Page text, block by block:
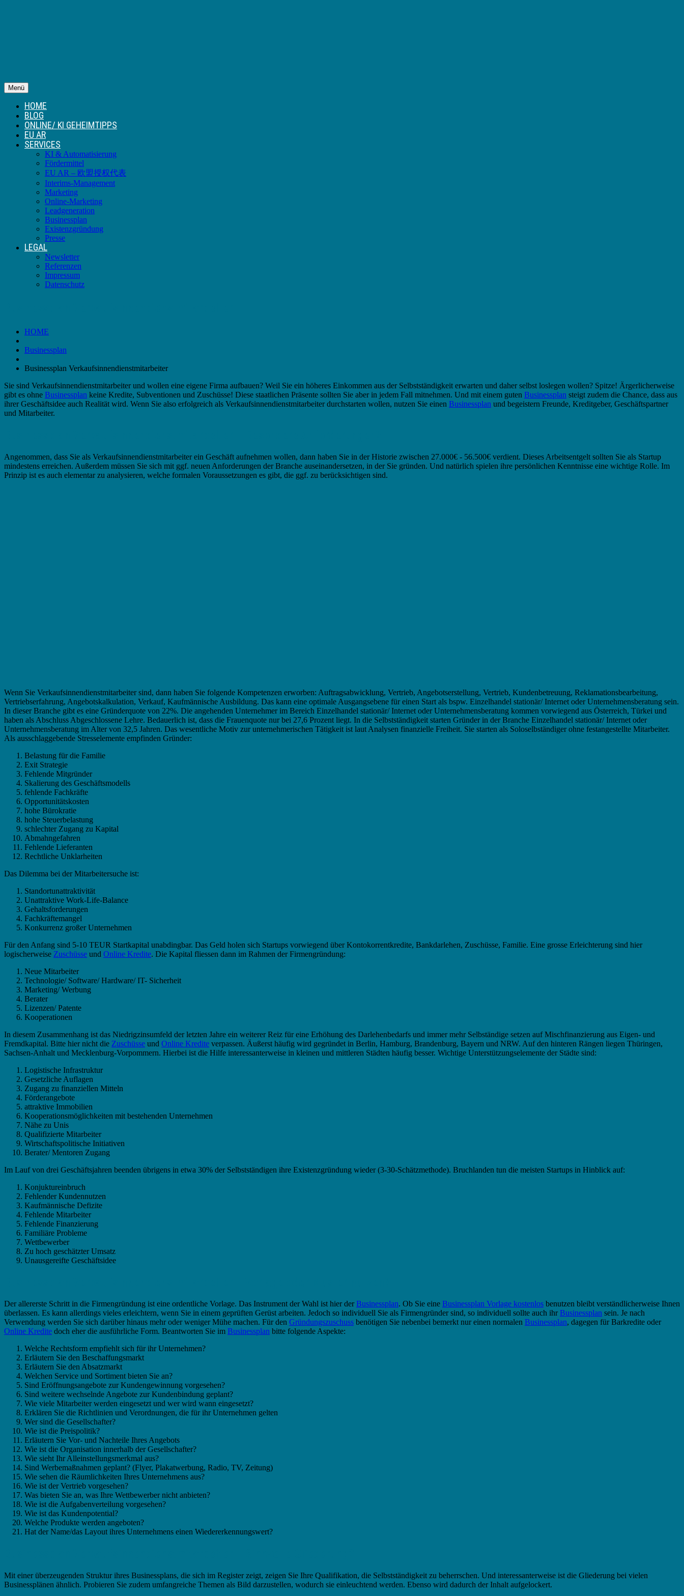
Menü
HOME
BLOG
ONLINE/ KI GEHEIMTIPPS
EU AR
SERVICES
KI & Automatisierung
Fördermittel
EU AR – 欧盟授权代表
Interims-Management
Marketing
Online-Marketing
Leadgeneration
Businessplan
Existenzgründung
Presse
LEGAL
Newsletter
Referenzen
Impressum
Datenschutz
HOME
Businessplan
Businessplan Verkaufsinnendienstmitarbeiter
Sie sind Verkaufsinnendienstmitarbeiter und wollen eine eigene Firma aufbauen? Weil Sie ein höheres Einkommen aus der Selbstständigkeit erwarten und daher selbst loslegen wollen? Spitze! Ärgerlicherweise
gibt es ohne Businessplan keine Kredite, Subventionen und Zuschüsse! Diese staatlichen Präsente sollten Sie aber in jedem Fall mitnehmen. Und mit einem guten Businessplan steigt zudem die Chance, dass aus
ihrer Geschäftsidee auch Realität wird. Wenn Sie also erfolgreich als Verkaufsinnendienstmitarbeiter durchstarten wollen, nutzen Sie einen Businessplan und begeistern Freunde, Kreditgeber, Geschäftspartner
und Mitarbeiter.
Angenommen, dass Sie als Verkaufsinnendienstmitarbeiter ein Geschäft aufnehmen wollen, dann haben Sie in der Historie zwischen 27.000€ - 56.500€ verdient. Dieses Arbeitsentgelt sollten Sie als Startup
mindestens erreichen. Außerdem müssen Sie sich mit ggf. neuen Anforderungen der Branche auseinandersetzen, in der Sie gründen. Und natürlich spielen ihre persönlichen Kenntnisse eine wichtige Rolle. Im
Prinzip ist es auch elementar zu analysieren, welche formalen Voraussetzungen es gibt, die ggf. zu berücksichtigen sind.
Wenn Sie Verkaufsinnendienstmitarbeiter sind, dann haben Sie folgende Kompetenzen erworben: Auftragsabwicklung, Vertrieb, Angebotserstellung, Vertrieb, Kundenbetreuung, Reklamationsbearbeitung,
Vertriebserfahrung, Angebotskalkulation, Verkauf, Kaufmännische Ausbildung. Das kann eine optimale Ausgangsebene für einen Start als bspw. Einzelhandel stationär/ Internet oder Unternehmensberatung sein.
In dieser Branche gibt es eine Gründerquote von 22%. Die angehenden Unternehmer im Bereich Einzelhandel stationär/ Internet oder Unternehmensberatung kommen vorwiegend aus Österreich, Türkei und
haben als Abschluss Abgeschlossene Lehre. Bedauerlich ist, dass die Frauenquote nur bei 27,6 Prozent liegt. In die Selbstständigkeit starten Gründer in der Branche Einzelhandel stationär/ Internet oder
Unternehmensberatung im Alter von 32,5 Jahren. Das wesentliche Motiv zur unternehmerischen Tätigkeit ist laut Analysen finanzielle Freiheit. Sie starten als Soloselbständiger ohne festangestellte Mitarbeiter.
Als ausschlaggebende Stresselemente empfinden Gründer:
Belastung für die Familie
Exit Strategie
Fehlende Mitgründer
Skalierung des Geschäftsmodells
fehlende Fachkräfte
Opportunitätskosten
hohe Bürokratie
hohe Steuerbelastung
schlechter Zugang zu Kapital
Abmahngefahren
Fehlende Lieferanten
Rechtliche Unklarheiten
Das Dilemma bei der Mitarbeitersuche ist:
Standortunattraktivität
Unattraktive Work-Life-Balance
Gehaltsforderungen
Fachkräftemangel
Konkurrenz großer Unternehmen
Für den Anfang sind 5-10 TEUR Startkapital unabdingbar. Das Geld holen sich Startups vorwiegend über Kontokorrentkredite, Bankdarlehen, Zuschüsse, Familie. Eine grosse Erleichterung sind hier
logischerweise Zuschüsse und Online Kredite. Die Kapital fliessen dann im Rahmen der Firmengründung:
Neue Mitarbeiter
Technologie/ Software/ Hardware/ IT- Sicherheit
Marketing/ Werbung
Berater
Lizenzen/ Patente
Kooperationen
In diesem Zusammenhang ist das Niedrigzinsumfeld der letzten Jahre ein weiterer Reiz für eine Erhöhung des Darlehenbedarfs und immer mehr Selbständige setzen auf Mischfinanzierung aus Eigen- und
Fremdkapital. Bitte hier nicht die Zuschüsse und Online Kredite verpassen. Äußerst häufig wird gegründet in Berlin, Hamburg, Brandenburg, Bayern und NRW. Auf den hinteren Rängen liegen Thüringen,
Sachsen-Anhalt und Mecklenburg-Vorpommern. Hierbei ist die Hilfe interessanterweise in kleinen und mittleren Städten häufig besser. Wichtige Unterstützungselemente der Städte sind:
Logistische Infrastruktur
Gesetzliche Auflagen
Zugang zu finanziellen Mitteln
Förderangebote
attraktive Immobilien
Kooperationsmöglichkeiten mit bestehenden Unternehmen
Nähe zu Unis
Qualifizierte Mitarbeiter
Wirtschaftspolitische Initiativen
Berater/ Mentoren Zugang
Im Lauf von drei Geschäftsjahren beenden übrigens in etwa 30% der Selbstständigen ihre Existenzgründung wieder (3-30-Schätzmethode). Bruchlanden tun die meisten Startups in Hinblick auf:
Konjuktureinbruch
Fehlender Kundennutzen
Kaufmännische Defizite
Fehlende Mitarbeiter
Fehlende Finanzierung
Familiäre Probleme
Wettbewerber
Zu hoch geschätzter Umsatz
Unausgereifte Geschäftsidee
Der allererste Schritt in die Firmengründung ist eine ordentliche Vorlage. Das Instrument der Wahl ist hier derBusinessplan. Ob Sie eine Businessplan Vorlage kostenlos benutzen bleibt verständlicherweise Ihnen
überlassen. Es kann allerdings vieles erleichtern, wenn Sie in einem geprüften Gerüst arbeiten. Jedoch so individuell Sie als Firmengründer sind, so individuell sollte auch ihrBusinessplan sein. Je nach
Verwendung werden Sie sich darüber hinaus mehr oder weniger Mühe machen. Für den Gründungszuschuss benötigen Sie nebenbei bemerkt nur einen normalen Businessplan, dagegen für Barkredite oder
Online Kredite doch eher die ausführliche Form. Beantworten Sie im Businessplan bitte folgende Aspekte:
Welche Rechtsform empfiehlt sich für ihr Unternehmen?
Erläutern Sie den Beschaffungsmarkt
Erläutern Sie den Absatzmarkt
Welchen Service und Sortiment bieten Sie an?
Sind Eröffnungsangebote zur Kundengewinnung vorgesehen?
Sind weitere wechselnde Angebote zur Kundenbindung geplant?
Wie viele Mitarbeiter werden eingesetzt und wer wird wann eingesetzt?
Erklären Sie die Richtlinien und Verordnungen, die für ihr Unternehmen gelten
Wer sind die Gesellschafter?
Wie ist die Preispolitik?
Erläutern Sie Vor- und Nachteile Ihres Angebots
Wie ist die Organisation innerhalb der Gesellschafter?
Wie sieht Ihr Alleinstellungsmerkmal aus?
Sind Werbemaßnahmen geplant? (Flyer, Plakatwerbung, Radio, TV, Zeitung)
Wie sehen die Räumlichkeiten Ihres Unternehmens aus?
Wie ist der Vertrieb vorgesehen?
Was bieten Sie an, was Ihre Wettbewerber nicht anbieten?
Wie ist die Aufgabenverteilung vorgesehen?
Wie ist das Kundenpotential?
Welche Produkte werden angeboten?
Hat der Name/das Layout ihres Unternehmens einen Wiedererkennungswert?
Mit einer überzeugenden Struktur ihres Businessplans, die sich im Register zeigt, zeigen Sie Ihre Qualifikation, die Selbstständigkeit zu beherrschen. Und interessanterweise ist die Gliederung bei vielen
Businessplänen ähnlich. Probieren Sie zudem umfangreiche Themen als Bild darzustellen, wodurch sie einleuchtend werden. Ebenso wird dadurch der Inhalt aufgelockert.